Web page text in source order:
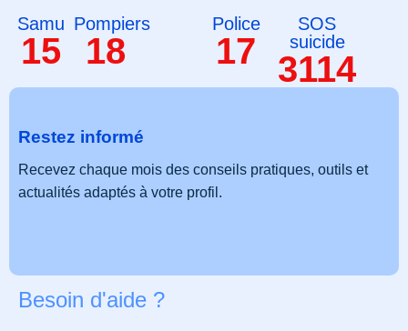
Samu
15
Pompiers
18
Police
17
SOS
suicide
3114
Besoin d'aide ?
Restez informé
Recevez chaque mois des conseils pratiques, outils et
actualités adaptés à votre profil.